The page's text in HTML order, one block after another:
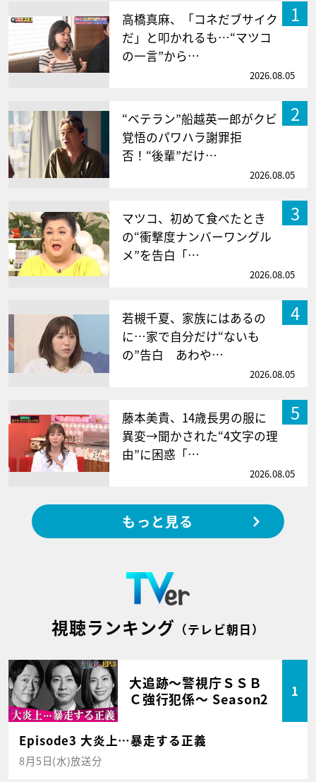
1
高橋真麻、「コネだブサイク
だ」と叩かれるも…“マツコ
の一言”から…
2026.08.05
2
“ベテラン”船越英一郎がクビ
覚悟のパワハラ謝罪拒
否！“後輩”だけ…
2026.08.05
3
マツコ、初めて食べたとき
の“衝撃度ナンバーワングル
メ”を告白「…
2026.08.05
4
若槻千夏、家族にはあるの
に…家で自分だけ“ないも
の”告白 あわや…
2026.08.05
5
藤本美貴、14歳長男の服に
異変→聞かされた“4文字の理
由”に困惑「…
2026.08.05
もっと見る
視聴ランキング （テレビ朝日）
大追跡～警視庁ＳＳＢ
Ｃ強行犯係～ Season2
1
Episode3 大炎上…暴走する正義
8月5日(水)放送分